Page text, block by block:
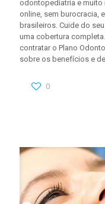
odontopediatria e
online, sem burocracia,
brasileiros. Cuide do
uma cobertura
contratar o Plano
sobre os benefícios e
0